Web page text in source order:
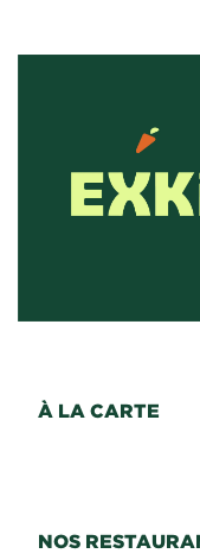
À LA CARTE
NOS